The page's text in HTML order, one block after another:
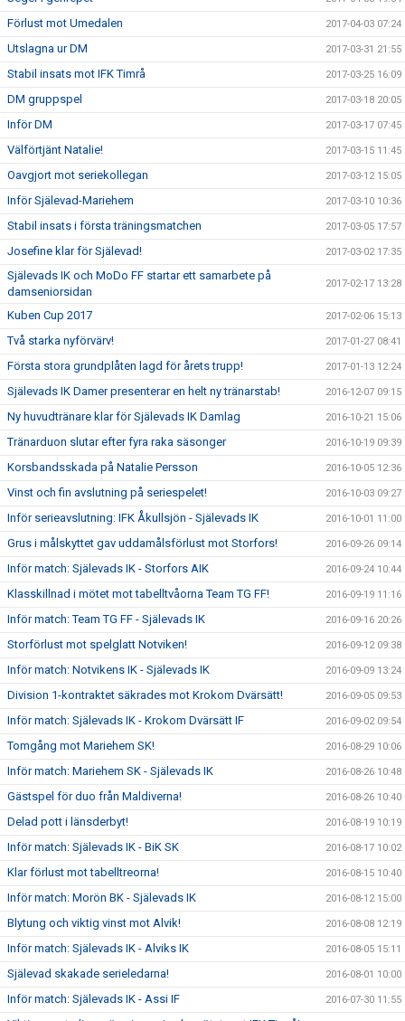
Förlust mot Umedalen 2017-04-03 07:24
Utslagna ur DM 2017-03-31 21:55
Stabil insats mot IFK Timrå 2017-03-25 16:09
DM gruppspel 2017-03-18 20:05
Inför DM 2017-03-17 07:45
Välförtjänt Natalie! 2017-03-15 11:45
Oavgjort mot seriekollegan 2017-03-12 15:05
Inför Själevad-Mariehem 2017-03-10 10:36
Stabil insats i första träningsmatchen 2017-03-05 17:57
Josefine klar för Själevad! 2017-03-02 17:35
Själevads IK och MoDo FF startar ett samarbete på
damseniorsidan
2017-02-17 13:28
Kuben Cup 2017 2017-02-06 15:13
Två starka nyförvärv! 2017-01-27 08:41
Första stora grundplåten lagd för årets trupp! 2017-01-13 12:24
Själevads IK Damer presenterar en helt ny tränarstab! 2016-12-07 09:15
Ny huvudtränare klar för Själevads IK Damlag 2016-10-21 15:06
Tränarduon slutar efter fyra raka säsonger 2016-10-19 09:39
Korsbandsskada på Natalie Persson 2016-10-05 12:36
Vinst och fin avslutning på seriespelet! 2016-10-03 09:27
Inför serieavslutning: IFK Åkullsjön - Själevads IK 2016-10-01 11:00
Grus i målskyttet gav uddamålsförlust mot Storfors! 2016-09-26 09:14
Inför match: Själevads IK - Storfors AIK 2016-09-24 10:44
Klasskillnad i mötet mot tabelltvåorna Team TG FF! 2016-09-19 11:16
Inför match: Team TG FF - Själevads IK 2016-09-16 20:26
Storförlust mot spelglatt Notviken! 2016-09-12 09:38
Inför match: Notvikens IK - Själevads IK 2016-09-09 13:24
Division 1-kontraktet säkrades mot Krokom Dvärsätt! 2016-09-05 09:53
Inför match: Själevads IK - Krokom Dvärsätt IF 2016-09-02 09:54
Tomgång mot Mariehem SK! 2016-08-29 10:06
Inför match: Mariehem SK - Själevads IK 2016-08-26 10:48
Gästspel för duo från Maldiverna! 2016-08-26 10:40
Delad pott i länsderbyt! 2016-08-19 10:19
Inför match: Själevads IK - BiK SK 2016-08-17 10:02
Klar förlust mot tabelltreorna! 2016-08-15 10:40
Inför match: Morön BK - Själevads IK 2016-08-12 15:00
Blytung och viktig vinst mot Alvik! 2016-08-08 12:19
Inför match: Själevads IK - Alviks IK 2016-08-05 15:11
Själevad skakade serieledarna! 2016-08-01 10:00
Inför match: Själevads IK - Assi IF 2016-07-30 11:55